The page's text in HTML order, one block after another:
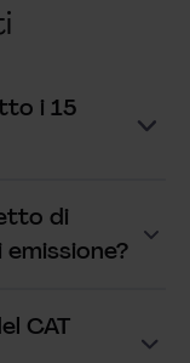
i 15
di
CAT